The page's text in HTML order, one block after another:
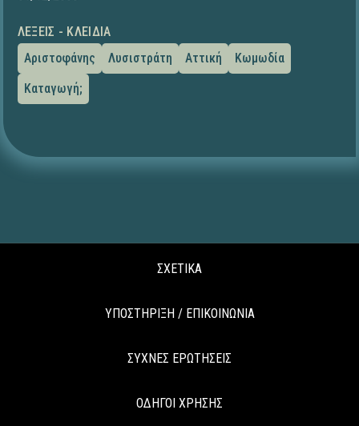
ΛΈΞΕΙΣ - ΚΛΕΙΔΙΆ
Αριστοφάνης
Λυσιστράτη Αττική
Κωμωδία
Καταγωγή;
ΣΧΕΤΙΚΑ
ΥΠΟΣΤΗΡΙΞΗ / ΕΠΙΚΟΙΝΩΝΙΑ
ΣΥΧΝΕΣ ΕΡΩΤΗΣΕΙΣ
ΟΔΗΓΟΙ ΧΡΗΣΗΣ